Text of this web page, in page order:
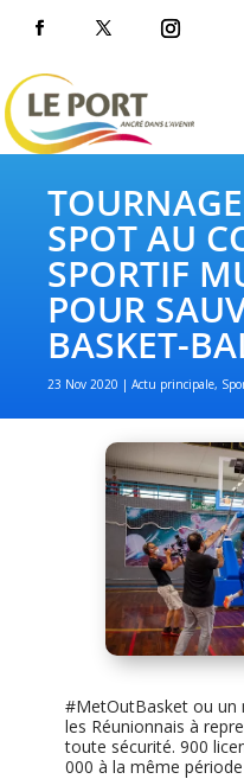
SPOT AU
SPORTIF
POUR
BASKET-
23 Nov 2020 Actu principale,
#MetOutBasket ou un
les Réunionnais à
toute sécurité. 900
000 à la même